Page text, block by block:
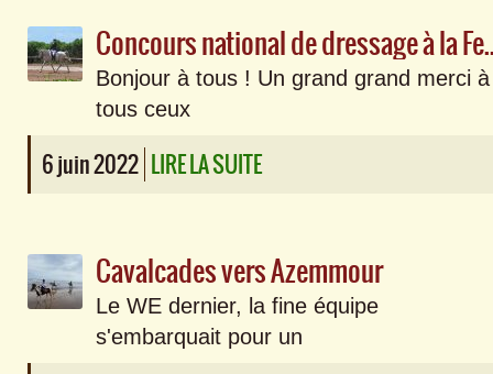
Concours national
Bonjour à tous ! Un grand grand merci à
tous ceux
6 juin 2022 LIRE LA SUITE
Cavalcades vers Azemmour
Le WE dernier, la fine équipe
s'embarquait pour un